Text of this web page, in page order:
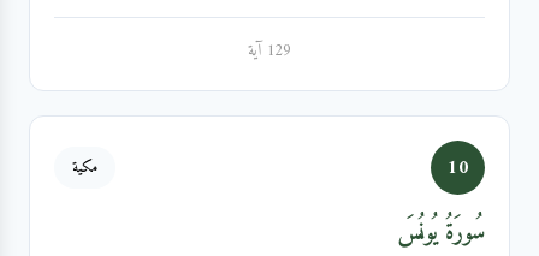
129 آية
10 مكية
سُورَةُ يُونُسَ